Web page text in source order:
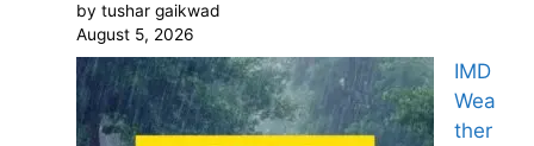
by tushar gaikwad
August 5, 2026
IMD
Wea
ther